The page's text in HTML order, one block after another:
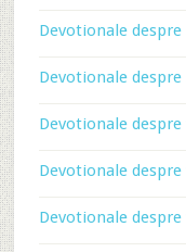
Devotionale
Devotionale
Devotionale despre
Devotionale
Devotionale